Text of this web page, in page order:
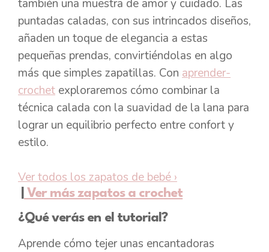
también una muestra de amor y cuidado. Las
puntadas caladas, con sus intrincados diseños,
añaden un toque de elegancia a estas
pequeñas prendas, convirtiéndolas en algo
más que simples zapatillas. Con aprender-
crochet exploraremos cómo combinar la
técnica calada con la suavidad de la lana para
lograr un equilibrio perfecto entre confort y
estilo.
Ver todos los zapatos de bebé ›
Ver más zapatos a crochet
¿Qué verás en el tutorial?
Aprende cómo tejer unas encantadoras